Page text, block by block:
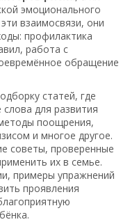
эмоционального
взаимосвязи, они
профилактика
работа с
обращение
статей, где
для развития
поощрения,
и многое другое.
советы, проверенные
их в семье.
примеры упражнений
проявления